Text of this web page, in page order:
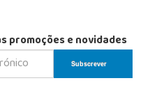
promoções e novidades